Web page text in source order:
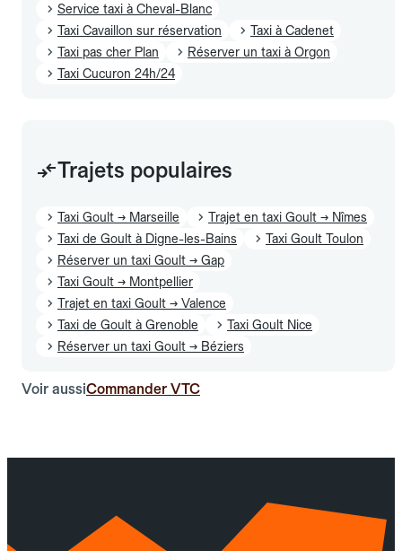
Service taxi à Cheval-Blanc
Taxi Cavaillon sur réservation
Taxi à Cadenet
Taxi pas cher Plan
Réserver un taxi à Orgon
Taxi Cucuron 24h/24
Trajets populaires
Taxi Goult → Marseille
Trajet en taxi Goult → Nîmes
Taxi de Goult à Digne-les-Bains
Taxi Goult Toulon
Réserver un taxi Goult → Gap
Taxi Goult → Montpellier
Trajet en taxi Goult → Valence
Taxi de Goult à Grenoble
Taxi Goult Nice
Réserver un taxi Goult → Béziers
Voir aussiCommander VTC